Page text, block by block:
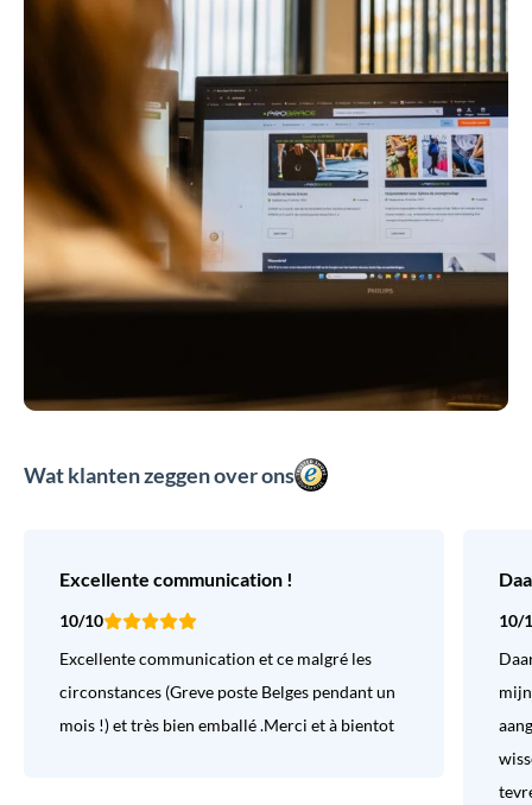
Wat klanten zeggen over ons
Excellente communication !
10/10
Excellente communication et ce malgré les
circonstances (Greve poste Belges pendant un
mois !) et très bien emballé .Merci et à bientot
10/